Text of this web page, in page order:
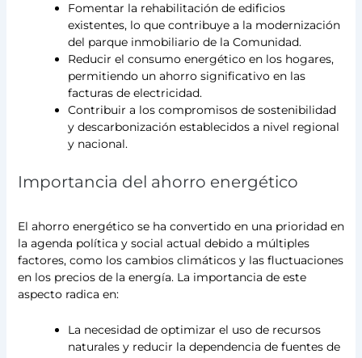
Fomentar la rehabilitación de edificios
existentes, lo que contribuye a la modernización
del parque inmobiliario de la Comunidad.
Reducir el consumo energético en los hogares,
permitiendo un ahorro significativo en las
facturas de electricidad.
Contribuir a los compromisos de sostenibilidad
y descarbonización establecidos a nivel regional
y nacional.
Importancia del ahorro energético
El ahorro energético se ha convertido en una prioridad en
la agenda política y social actual debido a múltiples
factores, como los cambios climáticos y las fluctuaciones
en los precios de la energía. La importancia de este
aspecto radica en:
La necesidad de optimizar el uso de recursos
naturales y reducir la dependencia de fuentes de